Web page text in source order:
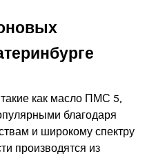
как масло ПМС 5,
благодаря
и широкому спектру
производятся из